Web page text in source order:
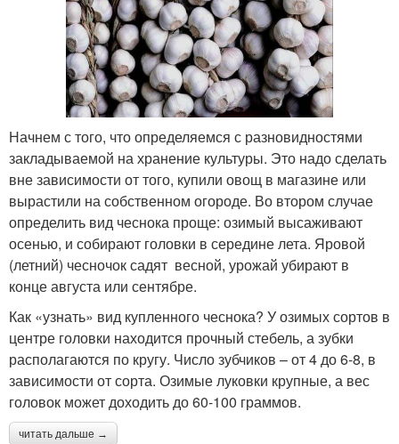
Начнем с того, что определяемся с разновидностями
закладываемой на хранение культуры. Это надо сделать
вне зависимости от того, купили овощ в магазине или
вырастили на собственном огороде. Во втором случае
определить вид чеснока проще: озимый высаживают
осенью, и собирают головки в середине лета. Яровой
(летний) чесночок садят весной, урожай убирают в
конце августа или сентябре.
Как «узнать» вид купленного чеснока? У озимых сортов в
центре головки находится прочный стебель, а зубки
располагаются по кругу. Число зубчиков – от 4 до 6-8, в
зависимости от сорта. Озимые луковки крупные, а вес
головок может доходить до 60-100 граммов.
читать дальше →